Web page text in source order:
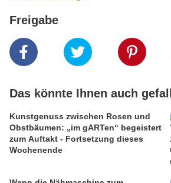
Freigabe
Das könnte Ihnen auch
Kunstgenuss zwischen Rosen und
Obstbäumen: „im gARTen“ begeistert
zum Auftakt - Fortsetzung dieses
Wochenende